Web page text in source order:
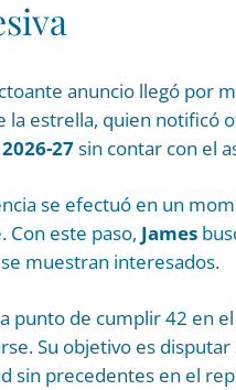
anuncio llegó por
estrella, quien notificó
2026-27sin contar con el
se efectuó en un
Con este paso, James
muestran interesados.
punto de cumplir 42 en
Su objetivo es
sin precedentes en el